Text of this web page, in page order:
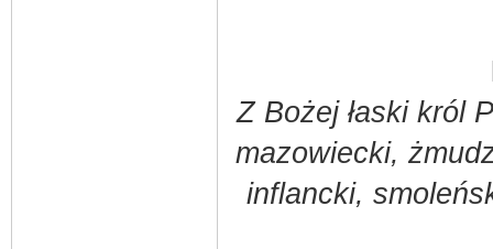
Z Bożej łaski król
mazowiecki,
inflancki,